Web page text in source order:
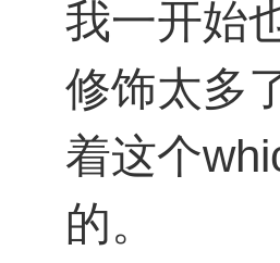
我一开始
修饰太多
着这个
的。